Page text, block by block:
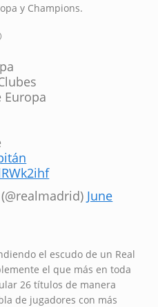
y Champions.
Europa
June
el escudo de un Real
el que más en toda
26 títulos de manera
de jugadores con más